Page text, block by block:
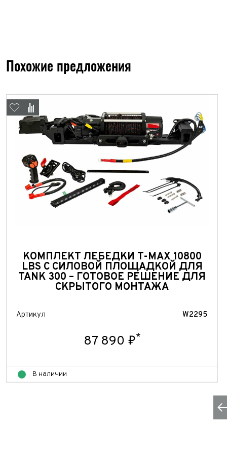
Похожие предложения
КОМПЛЕКТ ЛЕБЕДКИ T-MAX 10800
LBS С СИЛОВОЙ ПЛОЩАДКОЙ ДЛЯ
TANK 300 – ГОТОВОЕ РЕШЕНИЕ ДЛЯ
СКРЫТОГО МОНТАЖА
Артикул W2295
87 890 ₽*
В наличии
Тема
Для
ФИО*
Ваш
Год